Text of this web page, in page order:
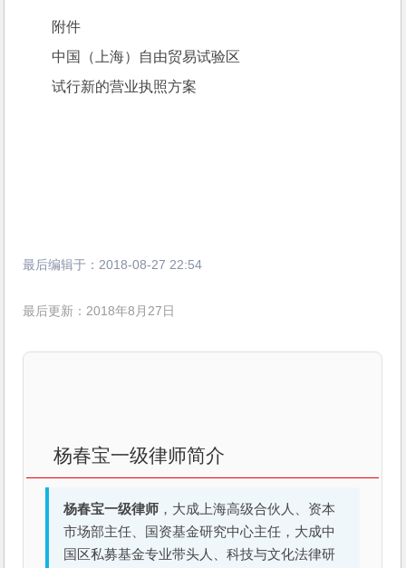
附件
中国（上海）自由贸易试验区
试行新的营业执照方案
最后编辑于： 2018-08-27 22:54
最后更新：2018年8月27日
杨春宝一级律师简介
杨春宝一级律师 ，大成上海高级合伙人、资本
市场部主任、国资基金研究中心主任，大成中
国区私募基金专业带头人、科技与文化法律研